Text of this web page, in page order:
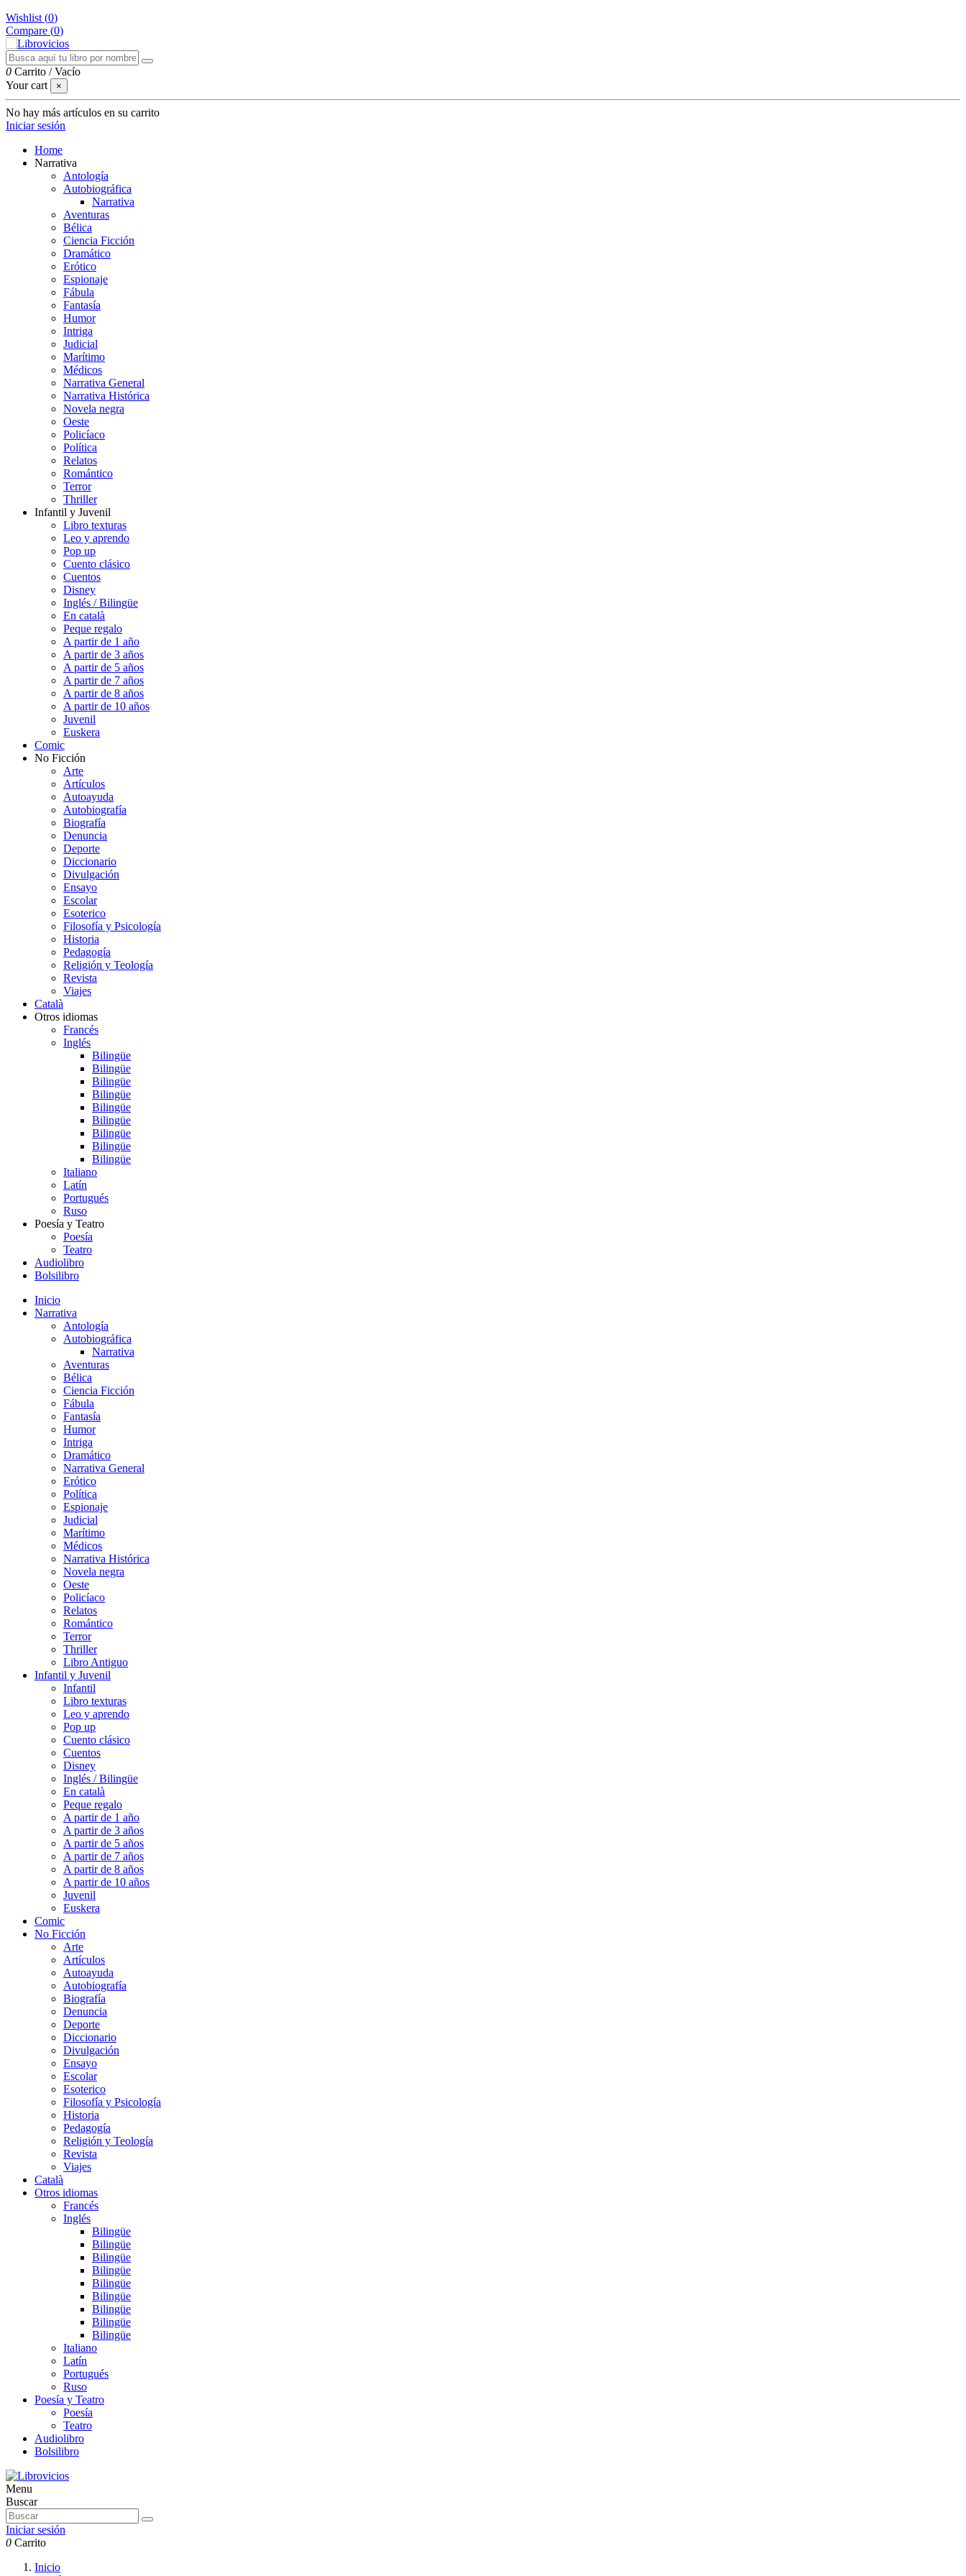
Wishlist (0)
Compare (0)
0 Carrito /Vacío
Your cart
×
No hay más artículos en su carrito
Iniciar sesión
Home
Narrativa
Antología
Autobiográfica
Narrativa
Aventuras
Bélica
Ciencia Ficción
Dramático
Erótico
Espionaje
Fábula
Fantasía
Humor
Intriga
Judicial
Marítimo
Médicos
Narrativa General
Narrativa Histórica
Novela negra
Oeste
Policíaco
Política
Relatos
Romántico
Terror
Thriller
Infantil y Juvenil
Libro texturas
Leo y aprendo
Pop up
Cuento clásico
Cuentos
Disney
Inglés / Bilingüe
En català
Peque regalo
A partir de 1 año
A partir de 3 años
A partir de 5 años
A partir de 7 años
A partir de 8 años
A partir de 10 años
Juvenil
Euskera
Comic
No Ficción
Arte
Artículos
Autoayuda
Autobiografía
Biografía
Denuncia
Deporte
Diccionario
Divulgación
Ensayo
Escolar
Esoterico
Filosofía y Psicología
Historia
Pedagogía
Religión y Teología
Revista
Viajes
Català
Otros idiomas
Francés
Inglés
Bilingüe
Bilingüe
Bilingüe
Bilingüe
Bilingüe
Bilingüe
Bilingüe
Bilingüe
Bilingüe
Italiano
Latín
Portugués
Ruso
Poesía y Teatro
Poesía
Teatro
Audiolibro
Bolsilibro
Inicio
Narrativa
Antología
Autobiográfica
Narrativa
Aventuras
Bélica
Ciencia Ficción
Fábula
Fantasía
Humor
Intriga
Dramático
Narrativa General
Erótico
Política
Espionaje
Judicial
Marítimo
Médicos
Narrativa Histórica
Novela negra
Oeste
Policíaco
Relatos
Romántico
Terror
Thriller
Libro Antiguo
Infantil y Juvenil
Infantil
Libro texturas
Leo y aprendo
Pop up
Cuento clásico
Cuentos
Disney
Inglés / Bilingüe
En català
Peque regalo
A partir de 1 año
A partir de 3 años
A partir de 5 años
A partir de 7 años
A partir de 8 años
A partir de 10 años
Juvenil
Euskera
Comic
No Ficción
Arte
Artículos
Autoayuda
Autobiografía
Biografía
Denuncia
Deporte
Diccionario
Divulgación
Ensayo
Escolar
Esoterico
Filosofía y Psicología
Historia
Pedagogía
Religión y Teología
Revista
Viajes
Català
Otros idiomas
Francés
Inglés
Bilingüe
Bilingüe
Bilingüe
Bilingüe
Bilingüe
Bilingüe
Bilingüe
Bilingüe
Bilingüe
Italiano
Latín
Portugués
Ruso
Poesía y Teatro
Poesía
Teatro
Audiolibro
Bolsilibro
Menu
Buscar
Iniciar sesión
0 Carrito
Inicio